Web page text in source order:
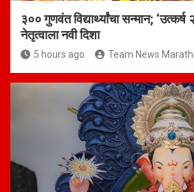
३०० गुणवंत विद्यार्थ्यांचा सन्मान; ‘उत्कर्ष
नेतृत्वाला नवी दिशा
5 hours ago Team News